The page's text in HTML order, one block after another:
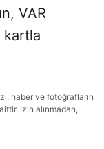
VAR
kartla
haber ve fotoğrafların
İzin alınmadan,